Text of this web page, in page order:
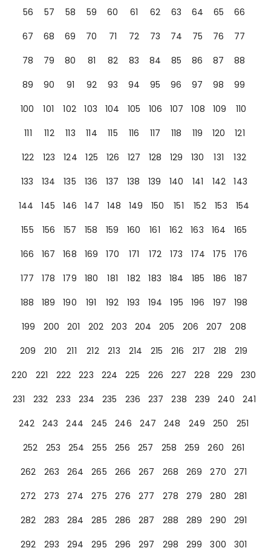
56
57 58 59 60 61 62 63 64 65
66
67
68 69 70 71 72 73 74 75 76
77
78
79 80 81 82 83 84 85 86 87
88
89
90 91 92 93 94 95 96 97 98
99
100
101 102 103 104 105 106 107 108 109
110
111
112 113 114 115 116 117 118 119 120
121
122
123 124 125 126 127 128 129 130 131
132
133
134 135 136 137 138 139 140 141 142
143
144
145 146 147 148 149 150 151 152 153
154
155
156 157 158 159 160 161 162 163 164
165
166
167 168 169 170 171 172 173 174 175
176
177
178 179 180 181 182 183 184 185 186
187
188
189 190 191 192 193 194 195 196 197
198
199
200 201 202 203 204 205 206 207
208
209
210 211 212 213 214 215 216 217 218
219
220
221 222 223 224 225 226 227 228 229
230
231
232 233 234 235 236 237 238 239 240
241
242
243 244 245 246 247 248 249 250
251
252
253 254 255 256 257 258 259 260
261
262
263 264 265 266 267 268 269 270
271
272
273 274 275 276 277 278 279 280
281
282
283 284 285 286 287 288 289 290
291
292
293 294 295 296 297 298 299 300 301